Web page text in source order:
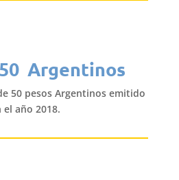
Argentinos
50 pesos Argentinos emitido
el año 2018.